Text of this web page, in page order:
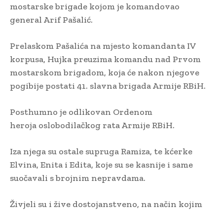
mostarske brigade kojom je komandovao
general Arif Pašalić.
Prelaskom Pašalića na mjesto komandanta IV
korpusa, Hujka preuzima komandu nad Prvom
mostarskom brigadom, koja će nakon njegove
pogibije postati 41. slavna brigada Armije RBiH.
Posthumno je odlikovan Ordenom
heroja oslobodilačkog rata Armije RBiH.
Iza njega su ostale supruga Ramiza, te kćerke
Elvina, Enita i Edita, koje su se kasnije i same
suočavali s brojnim nepravdama.
Živjeli su i žive dostojanstveno, na način kojim